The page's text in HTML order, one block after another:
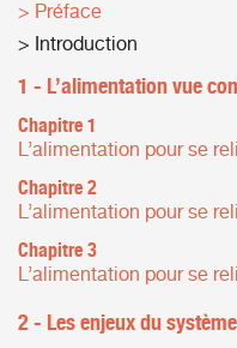
> Préface
> Introduction
1 - L’alimentation vue
Chapitre 1
L’alimentation pour se
Chapitre 2
L’alimentation pour se
Chapitre 3
L’alimentation pour se
2 - Les enjeux du